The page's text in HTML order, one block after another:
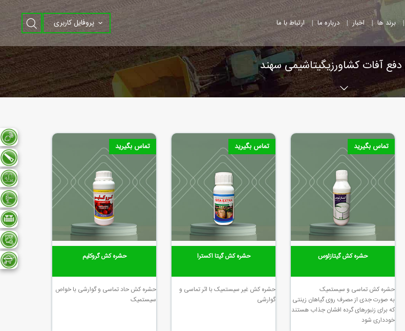
پروفایل کاربری | برند ها | اخبار | درباره ما | ارتباط با ما
آفات کشاورزیگیتاشیمی سهند
تماس بگیرید
حشره کش گیتازئوس
حشره کش تماسی و سیستمیک
به صورت جدی از مصرف روی گیاهان زینتی
که برای زنبورهای گرده افشان جذاب هستند
خودداری شود
تماس بگیرید
حشره کش گیتا اکسترا
حشره کش غیر سیستمیک با اثر تماسی و
گوارشی
تماس بگیرید
حشره کش گروکلیم
حشره کش حاد تماسی و گوارشی با خواص
سیستمیک